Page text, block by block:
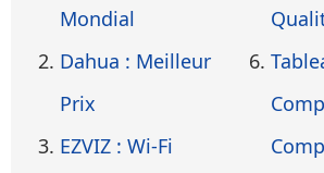
Mondial
Dahua : Meilleur
Prix
EZVIZ : Wi-Fi